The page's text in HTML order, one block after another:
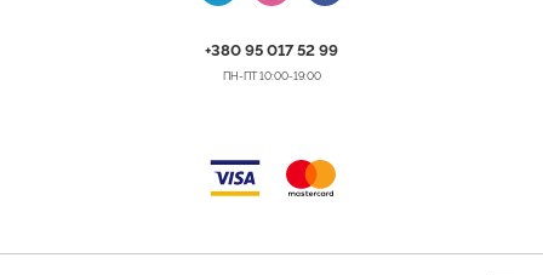
+380 95 017 52 99
ПН-ПТ 10:00-19:00